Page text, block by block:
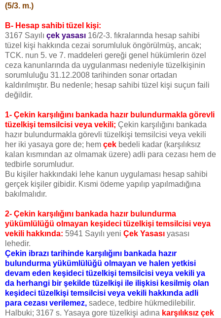
(5/3. m.)
B- Hesap sahibi tüzel kişi:
3167 Sayılı çek yasası 16/2-3. fıkralarında hesap sahibi
tüzel kişi hakkında cezai sorumluluk öngörülmüş, ancak;
TCK. nun 5. ve 7. maddeleri gereği genel hükümlerin özel
ceza kanunlarında da uygulanması nedeniyle tüzelkişinin
sorumluluğu 31.12.2008 tarihinden sonar ortadan
kaldırılmıştır. Bu nedenle; hesap sahibi tüzel kişi suçun faili
değildir.
1- Çekin karşılığını bankada hazır bulundurmakla görevli
tüzelkişi temsilcisi veya vekili; Çekin karşılığını bankada
hazır bulundurmakla görevli tüzelkişi temsilcisi veya vekili
her iki yasaya gore de; hem çek bedeli kadar (karşılıksız
kalan kısmından az olmamak üzere) adli para cezası hem de
tedbirle sorumludur.
Bu kişiler hakkındaki lehe kanun uygulaması hesap sahibi
gerçek kişiler gibidir. Kısmi ödeme yapılıp yapılmadığına
bakılmalıdır.
2- Çekin karşılığını bankada hazır bulundurma
yükümlülüğü olmayan keşideci tüzelkişi temsilcisi veya
vekili hakkında: 5941 Sayılı yeni Çek Yasası yasası
lehedir.
Çekin ibrazı tarihinde karşılığını bankada hazır
bulundurma yükümlülüğü olmayan ve halen yetkisi
devam eden keşideci tüzelkişi temsilcisi veya vekili ya
da herhangi bir şekilde tüzelkişi ile ilişkisi kesilmiş olan
keşideci tüzelkişi temsilcisi veya vekili hakkında adli
para cezası verilemez, sadece, tedbire hükmedilebilir.
Halbuki; 3167 s. Yasaya gore tüzelkişi adına karşılıksız çek